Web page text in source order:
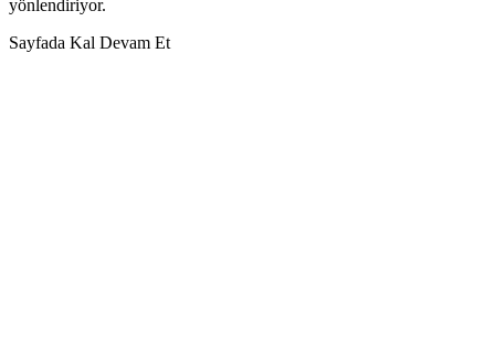
yönlendiriyor.
Sayfada Kal Devam Et